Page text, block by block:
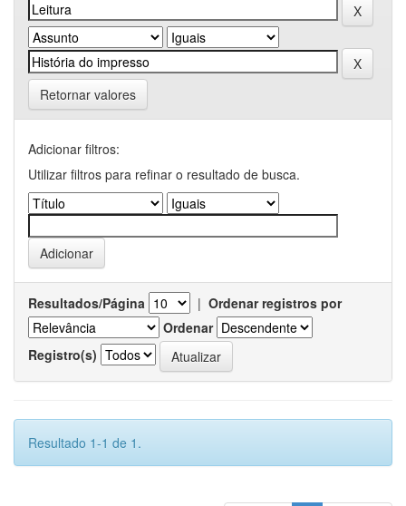
Retornar valores
Adicionar filtros:
Utilizar filtros para refinar o resultado de busca.
Resultados/Página | Ordenar registros por
Ordenar
Registro(s)
Resultado 1-1 de 1.